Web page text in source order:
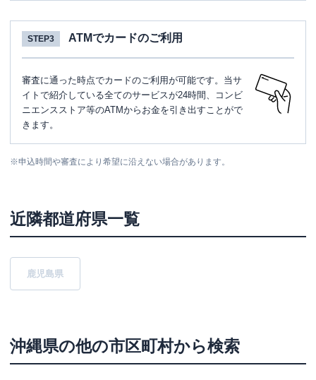
STEP3 ATMでカードのご利用
審査に通った時点でカードのご利用が可能です。当サ
イトで紹介している全てのサービスが24時間、コンビ
ニエンスストア等のATMからお金を引き出すことがで
きます。
※申込時間や審査により希望に沿えない場合があります。
近隣都道府県一覧
鹿児島県
沖縄県の他の市区町村から検索